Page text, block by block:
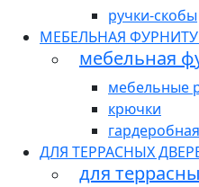
ручки-скобы
МЕБЕЛЬНАЯ
мебельная
мебельные
крючки
гардеробная
ДЛЯ ТЕРРАСНЫХ
для